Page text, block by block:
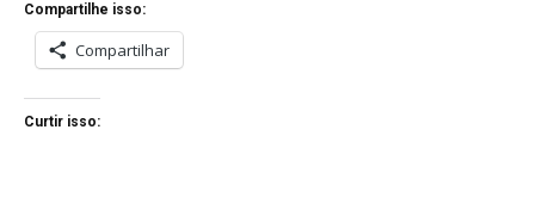
Compartilhe isso:
Compartilhar
Curtir isso: